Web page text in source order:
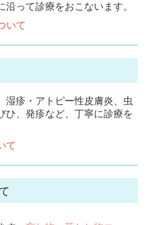
って診療をおこないます。
いて
湿疹・アトピー性皮膚炎、虫
ひ、発疹など、丁寧に診療を
て